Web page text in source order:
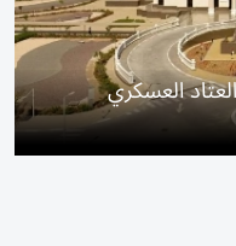
العسكري